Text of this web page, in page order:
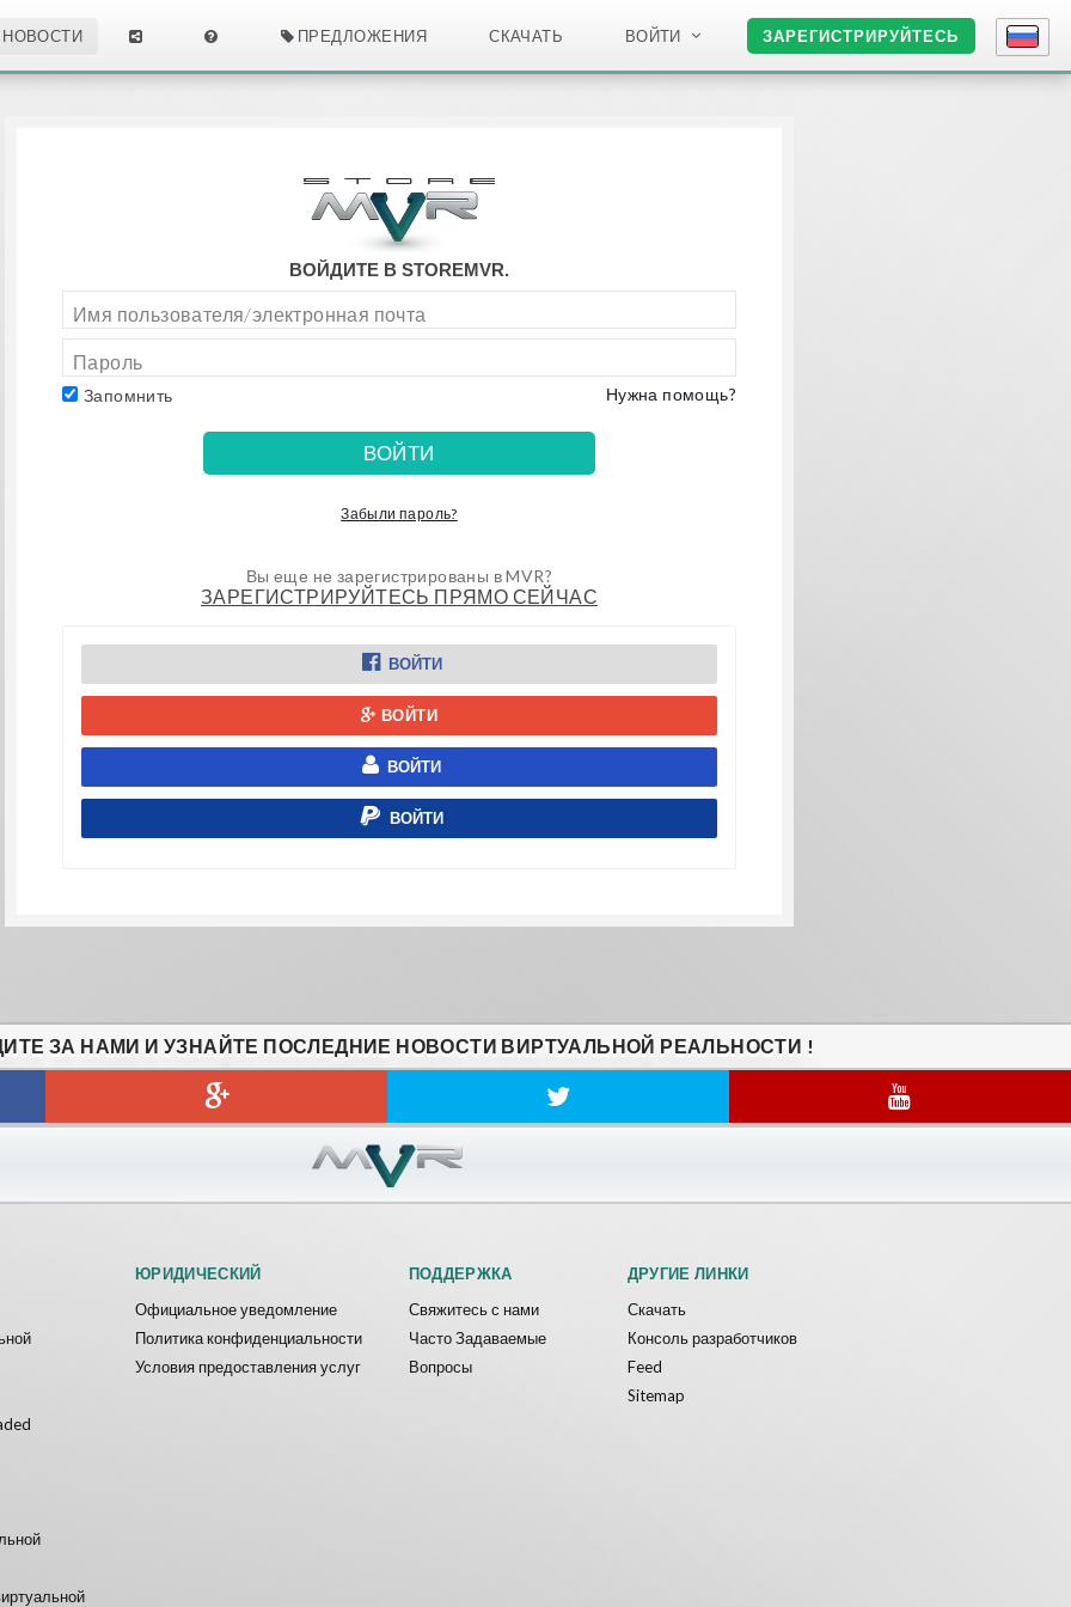
НОВОСТИ ПРЕДЛОЖЕНИЯ СКАЧАТЬ ВОЙТИ ЗАРЕГИСТРИРУЙТЕСЬ
ВОЙДИТЕ В STOREMVR.
Запомнить Нужна помощь?
Забыли пароль?
Вы еще не зарегистрированы в MVR?
ЗАРЕГИСТРИРУЙТЕСЬ ПРЯМО СЕЙЧАС
ВОЙТИ
ВОЙТИ
ВОЙТИ
ВОЙТИ
ЗА НАМИ И УЗНАЙТЕ ПОСЛЕДНИЕ НОВОСТИ ВИРТУАЛЬНОЙ РЕАЛЬНОСТИ !
ЮРИДИЧЕСКИЙ
Официальное уведомление
Политика конфиденциальности
Условия предоставления услуг
ПОДДЕРЖКА
Свяжитесь с нами
Часто Задаваемые
Вопросы
ДРУГИЕ ЛИНКИ
Скачать
Консоль разработчиков
Feed
Sitemap